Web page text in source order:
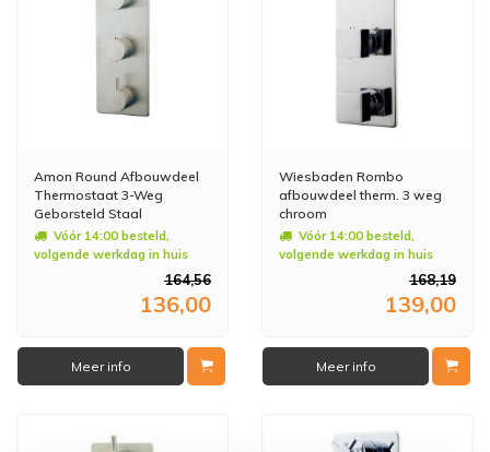
Amon Round Afbouwdeel
Thermostaat 3-Weg
Geborsteld Staal
Vóór 14:00 besteld,
volgende werkdag in huis
164,56
136,00
Meer info
Wiesbaden Rombo
afbouwdeel therm. 3 weg
chroom
Vóór 14:00 besteld,
volgende werkdag in huis
168,19
139,00
Meer info